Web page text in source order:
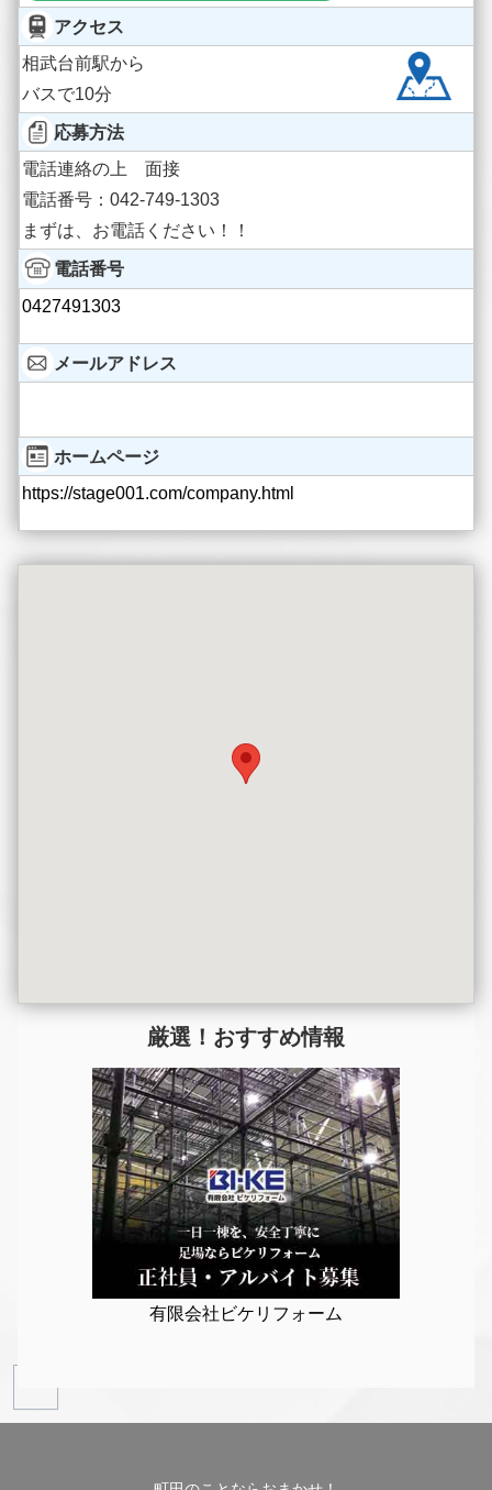
アクセス
相武台前駅から
バスで10分
応募方法
電話連絡の上 面接
電話番号：042-749-1303
まずは、お電話ください！！
電話番号
0427491303
メールアドレス
ホームページ
https://stage001.com/company.html
厳選！おすすめ情報
有限会社ビケリフォーム